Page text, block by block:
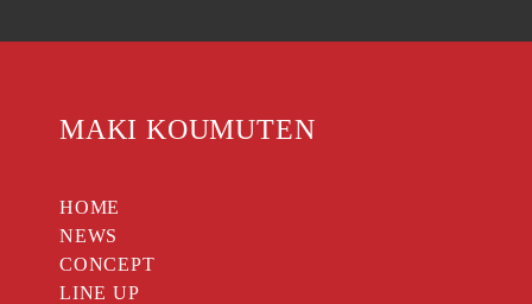
MAKI KOUMUTEN
HOME
NEWS
CONCEPT
LINE UP